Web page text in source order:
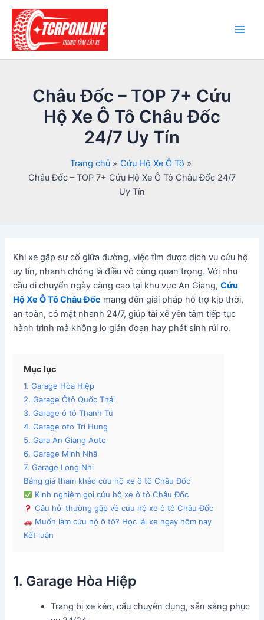
Nhảy
dung
Châu Đốc – TOP 7+ Cứu
Hộ Xe Ô Tô Châu Đốc
24/7 Uy Tín
Trang chủ
Cứu Hộ Xe Ô Tô
Châu Đốc – TOP 7+ Cứu Hộ Xe Ô Tô Châu Đốc 24/7
Uy Tín
Khi xe gặp sự cố giữa đường, việc tìm được dịch vụ cứu hộ
uy tín, nhanh chóng là điều vô cùng quan trọng. Với nhu
cầu di chuyển ngày càng cao tại khu vực An Giang,Cứu
Hộ Xe Ô Tô Châu Đốc mang đến giải pháp hỗ trợ kịp thời,
an toàn, có mặt nhanh 24/7, giúp tài xế yên tâm tiếp tục
hành trình mà không lo gián đoạn hay phát sinh rủi ro.
Mục lục
1. Garage Hòa Hiệp
2. Garage Ôtô Quốc Thái
3. Garage ô tô Thanh Tú
4. Garage oto Trí Hưng
5. Gara An Giang Auto
6. Garage Minh Nhã
7. Garage Long Nhi
Bảng giá tham khảo cứu hộ xe ô tô Châu Đốc
Kinh nghiệm gọi cứu hộ xe ô tô Châu Đốc
Câu hỏi thường gặp về cứu hộ xe ô tô Châu Đốc
Muốn làm cứu hộ ô tô? Học lái xe ngay hôm nay
Kết luận
1. Garage Hòa Hiệp
Trang bị xe kéo, cẩu chuyên dụng, sẵn sàng phục